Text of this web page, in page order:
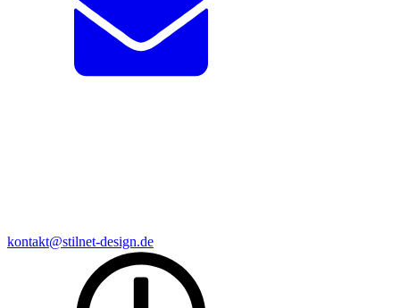
kontakt@stilnet-design.de